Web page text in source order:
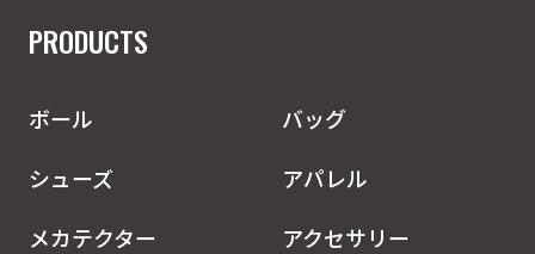
PRODUCTS
ボール
バッグ
シューズ
アパレル
メカテクター
アクセサリー